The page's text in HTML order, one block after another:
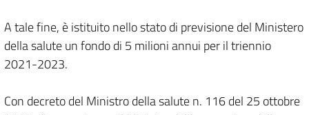
A tale fine, è istituito nello stato di previsione del Ministero
della salute un fondo di 5 milioni annui per il triennio
2021-2023.
Con decreto del Ministro della salute n. 116 del 25 ottobre